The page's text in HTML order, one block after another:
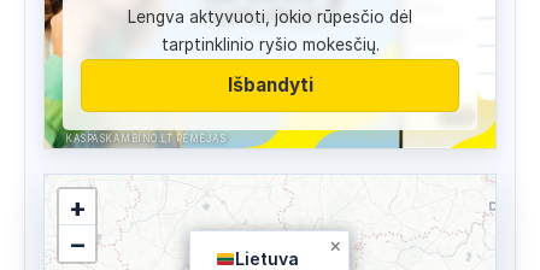
KASPASKAMBINO.LT RĖMĖJAS
Lengva aktyvuoti, jokio rūpesčio dėl
tarptinklinio ryšio mokesčių.
Išbandyti
Lietuva
×
+
−